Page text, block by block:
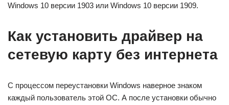
Windows 10 версии 1903 или Windows 10 версии 1909.
Как установить драйвер на
сетевую карту без интернета
С процессом переустановки Windows наверное знаком
каждый пользователь этой ОС. А после установки обычно